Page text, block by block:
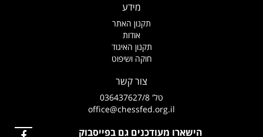
מידע
תקנון האתר
אודות
תקנון האיגוד
חוקה ושיפוט
צור קשר
טל' 036437627/8
office@chessfed.org.il
הישארו מעודכנים גם בפייסבוק